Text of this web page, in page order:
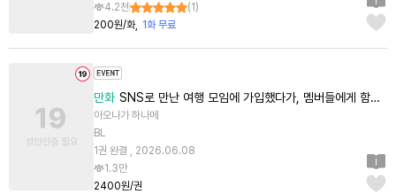
4.2천
(1 )
200원/화
1화 무료
만화 SNS로 만난 여행 모임에 가입했다가, 멤버들에게 함락당해버렸습니다 [단행본]
아오나가 하나메
BL
1권 완결 , 2026.06.08
1.3만
2400원/권